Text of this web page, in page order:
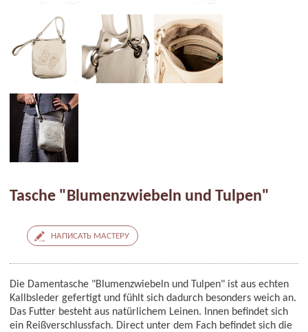
Tasche "Blumenzwiebeln und Tulpen"
НАПИСАТЬ МАСТЕРУ
Die Damentasche "Blumenzwiebeln und Tulpen" ist aus echten
Kallbsleder gefertigt und fühlt sich dadurch besonders weich an.
Das Futter besteht aus natürlichem Leinen. Innen befindet sich
ein Reißverschlussfach. Direct unter dem Fach befindet sich die